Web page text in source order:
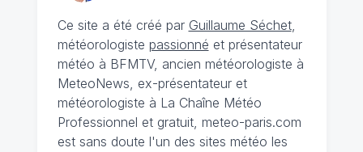
Ce site a été créé par Guillaume Séchet,
météorologiste passionné et présentateur
météo à BFMTV, ancien météorologiste à
MeteoNews, ex-présentateur et
météorologiste à La Chaîne Météo
Professionnel et gratuit, meteo-paris.com
est sans doute l'un des sites météo les